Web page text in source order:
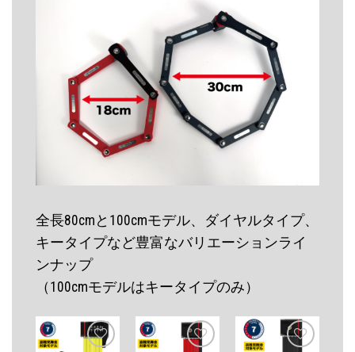
全長80cmと100cmモデル、ダイヤルタイプ、
キータイプなど豊富なバリエーションライ
ンナップ
（100cmモデルはキータイプのみ）